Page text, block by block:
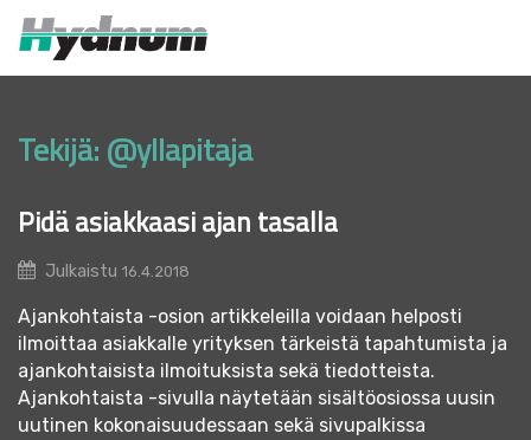
Tekijä: @yllapitaja
Pidä asiakkaasi ajan tasalla
Julkaistu 16.4.2018
Ajankohtaista -osion artikkeleilla voidaan helposti
ilmoittaa asiakkalle yrityksen tärkeistä tapahtumista ja
ajankohtaisista ilmoituksista sekä tiedotteista.
Ajankohtaista -sivulla näytetään sisältöosiossa uusin
uutinen kokonaisuudessaan sekä sivupalkissa